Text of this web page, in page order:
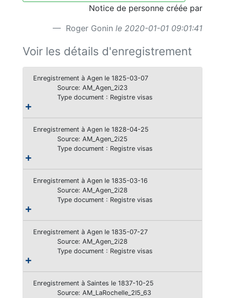
Notice de personne créée par
Roger Gonin le 2020-01-01 09:01:41
Voir les détails d'enregistrement
Enregistrement à Agen le 1825-03-07
Source: AM_Agen_2i23
Type document : Registre visas
Enregistrement à Agen le 1828-04-25
Source: AM_Agen_2i25
Type document : Registre visas
Enregistrement à Agen le 1835-03-16
Source: AM_Agen_2i28
Type document : Registre visas
Enregistrement à Agen le 1835-07-27
Source: AM_Agen_2i28
Type document : Registre visas
Enregistrement à Saintes le 1837-10-25
Source: AM_LaRochelle_2I5_63